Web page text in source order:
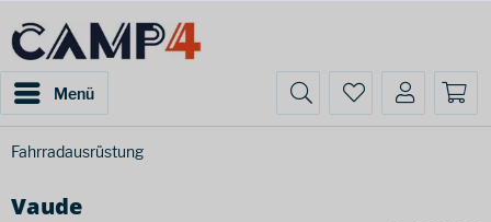
Menü
Fahrradausrüstung
Vaude